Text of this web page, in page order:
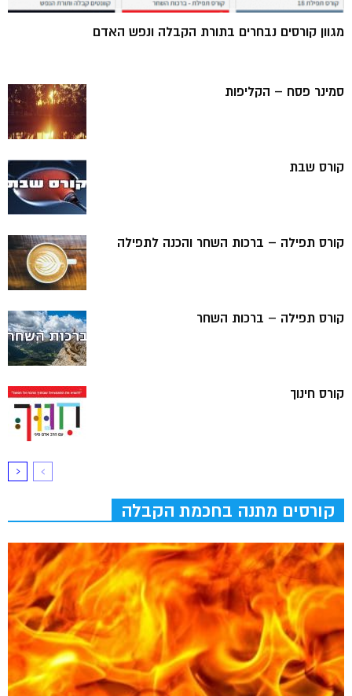
מגוון קורסים נבחרים בתורת הקבלה ונפש האדם
סמינר פסח – הקליפות
קורס שבת
קורס תפילה – ברכות השחר והכנה לתפילה
קורס תפילה – ברכות השחר
קורס חינוך
קורסים מתנה בחכמת הקבלה